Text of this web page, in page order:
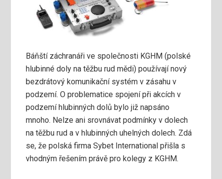
Báňští záchranáři ve společnosti KGHM (polské
hlubinné doly na těžbu rud mědi) používají nový
bezdrátový komunikační systém v zásahu v
podzemí. O problematice spojení při akcích v
podzemí hlubinných dolů bylo již napsáno
mnoho. Nelze ani srovnávat podmínky v dolech
na těžbu rud a v hlubinných uhelných dolech. Zdá
se, že polská firma Sybet International přišla s
vhodným řešením právě pro kolegy z KGHM.